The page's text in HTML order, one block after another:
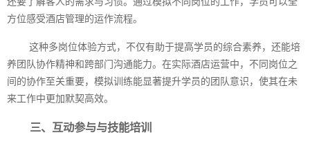
方位感受酒店管理的运作流程。
这种多岗位体验方式，不仅有助于提高学员的综合素养，还能培
养团队协作精神和跨部门沟通能力。在实际酒店运营中，不同岗位之
间的协作至关重要，模拟训练能显著提升学员的团队意识，使其在未
来工作中更加默契高效。
三、互动参与与技能培训